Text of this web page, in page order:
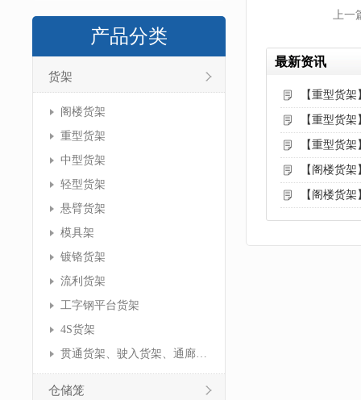
产品分类
货架
阁楼货架
重型货架
中型货架
轻型货架
悬臂货架
模具架
镀铬货架
流利货架
工字钢平台货架
4S货架
贯通货架、驶入货架、通廊货架
仓储笼
上一
最新资讯
【重型货
【重型货
【重型货
【阁楼货
【阁楼货